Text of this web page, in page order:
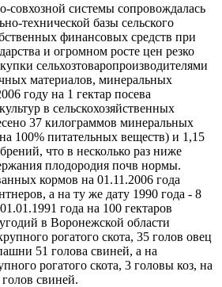
совхозной системы сопровождалась
технической базы сельского
финансовых средств при
и огромном росте цен резко
сельхозтоваропроизводителями
материалов, минеральных
году на 1 гектар посева
в сельскохозяйственных
37 килограммов минеральных
100% питательных веществ) и 1,15
что в несколько раз ниже
плодородия почв нормы.
кормов на 01.11.2006 года
а на ту же дату 1990 года - 8
года на 100 гектаров
в Воронежской области
рогатого скота, 35 голов овец
51 голова свиней, а на
рогатого скота, 3 головы коз, на
свиней.